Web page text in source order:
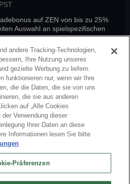
auf ZEN von bis zu 25%
Auswahl an spielspezifischen
nw-news nw-launcher
andere Tracking-Technologien,
Ihre Nutzung unseres
gezielte Werbung zu liefern.
funktionieren nur, wenn wir Ihre
die die Daten, die sie von uns
die sie aus anderen
auf „Alle Cookies
Verwendung dieser
Ihrer Daten an diese
Informationen lesen Sie bitte
Präferenzen